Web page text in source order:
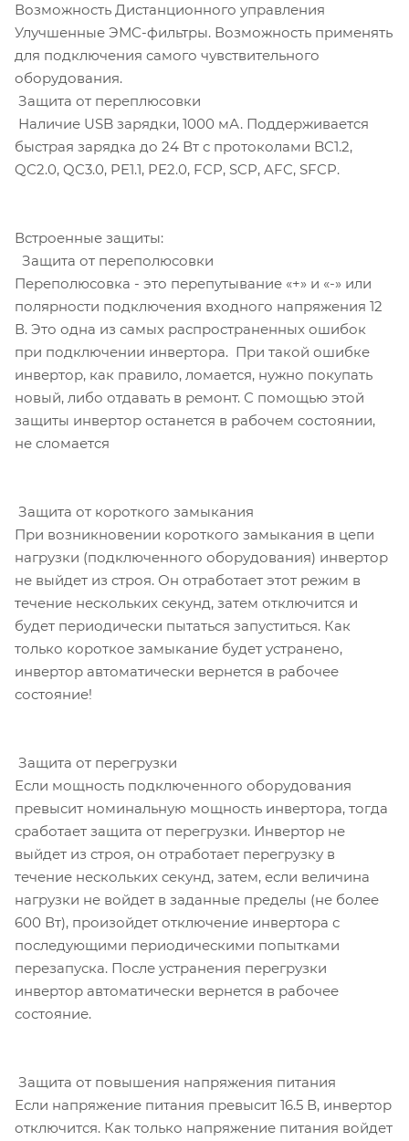
Возможность Дистанционного управления
Улучшенные ЭМС-фильтры. Возможность применять
для подключения самого чувствительного
оборудования.
Защита от переплюсовки
Наличие USB зарядки, 1000 мА. Поддерживается
быстрая зарядка до 24 Вт с протоколами BC1.2,
QC2.0, QC3.0, PE1.1, PE2.0, FCP, SCP, AFC, SFCP.
Встроенные защиты:
Защита от переполюсовки
Переполюсовка - это перепутывание «+» и «-» или
полярности подключения входного напряжения 12
В. Это одна из самых распространенных ошибок
при подключении инвертора. При такой ошибке
инвертор, как правило, ломается, нужно покупать
новый, либо отдавать в ремонт. С помощью этой
защиты инвертор останется в рабочем состоянии,
не сломается
Защита от короткого замыкания
При возникновении короткого замыкания в цепи
нагрузки (подключенного оборудования) инвертор
не выйдет из строя. Он отработает этот режим в
течение нескольких секунд, затем отключится и
будет периодически пытаться запуститься. Как
только короткое замыкание будет устранено,
инвертор автоматически вернется в рабочее
состояние!
Защита от перегрузки
Если мощность подключенного оборудования
превысит номинальную мощность инвертора, тогда
сработает защита от перегрузки. Инвертор не
выйдет из строя, он отработает перегрузку в
течение нескольких секунд, затем, если величина
нагрузки не войдет в заданные пределы (не более
600 Вт), произойдет отключение инвертора с
последующими периодическими попытками
перезапуска. После устранения перегрузки
инвертор автоматически вернется в рабочее
состояние.
Защита от повышения напряжения питания
Если напряжение питания превысит 16.5 В, инвертор
отключится. Как только напряжение питания войдет